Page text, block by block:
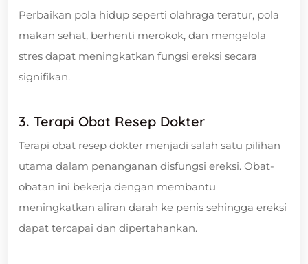
Perbaikan pola hidup seperti olahraga teratur, pola
makan sehat, berhenti merokok, dan mengelola
stres dapat meningkatkan fungsi ereksi secara
signifikan.
3. Terapi Obat Resep Dokter
Terapi obat resep dokter menjadi salah satu pilihan
utama dalam penanganan disfungsi ereksi. Obat-
obatan ini bekerja dengan membantu
meningkatkan aliran darah ke penis sehingga ereksi
dapat tercapai dan dipertahankan.